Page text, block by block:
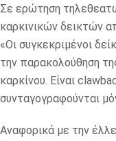
Σε ερώτηση
καρκινικών δεικτών
«Οι συγκεκριμένοι
την παρακολούθηση
καρκίνου. Είναι
συνταγογραφούνται
Αναφορικά με την